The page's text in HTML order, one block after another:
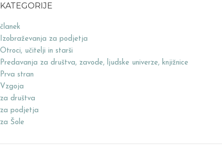
KATEGORIJE
članek
Izobraževanja za podjetja
Otroci, učitelji in starši
Predavanja za društva, zavode, ljudske univerze, knjižnice
Prva stran
Vzgoja
za društva
za podjetja
za Šole